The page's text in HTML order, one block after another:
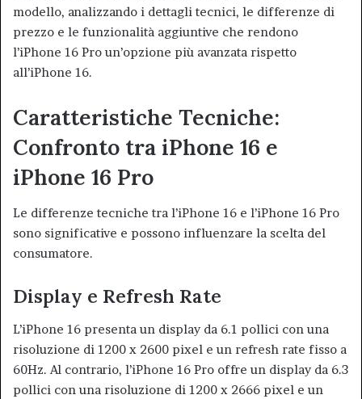
modello, analizzando i dettagli tecnici, le differenze di
prezzo e le funzionalità aggiuntive che rendono
l’iPhone 16 Pro un’opzione più avanzata rispetto
all’iPhone 16.
Caratteristiche Tecniche:
Confronto tra iPhone 16 e
iPhone 16 Pro
Le differenze tecniche tra l’iPhone 16 e l’iPhone 16 Pro
sono significative e possono influenzare la scelta del
consumatore.
Display e Refresh Rate
L’iPhone 16 presenta un display da 6.1 pollici con una
risoluzione di 1200 x 2600 pixel e un refresh rate fisso a
60Hz. Al contrario, l’iPhone 16 Pro offre un display da 6.3
pollici con una risoluzione di 1200 x 2666 pixel e un